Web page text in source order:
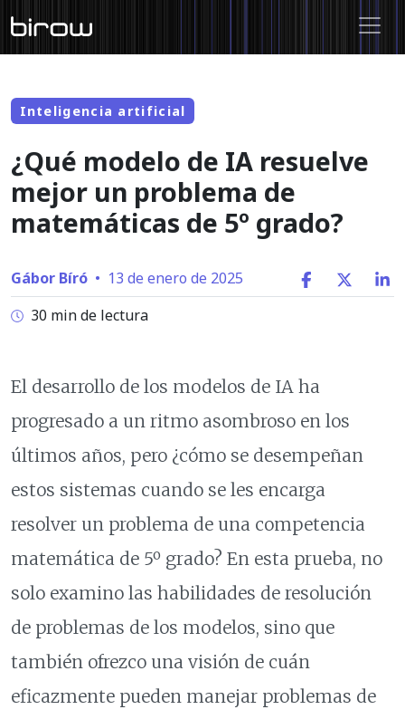
Inteligencia artificial
¿Qué modelo de IA resuelve
mejor un problema de
matemáticas de 5º grado?
Gábor Bíró • 13 de enero de 2025
30 min de lectura
El desarrollo de los modelos de IA ha
progresado a un ritmo asombroso en los
últimos años, pero ¿cómo se desempeñan
estos sistemas cuando se les encarga
resolver un problema de una competencia
matemática de 5º grado? En esta prueba, no
solo examino las habilidades de resolución
de problemas de los modelos, sino que
también ofrezco una visión de cuán
eficazmente pueden manejar problemas de